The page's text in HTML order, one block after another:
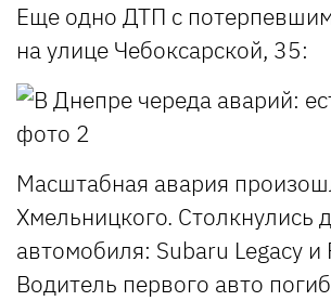
Еще одно ДТП с
на улице Чебоксарской, 35:
Масштабная авария
Хмельницкого. Столкнулись
автомобиля: Subaru Legacy и
Водитель первого авто